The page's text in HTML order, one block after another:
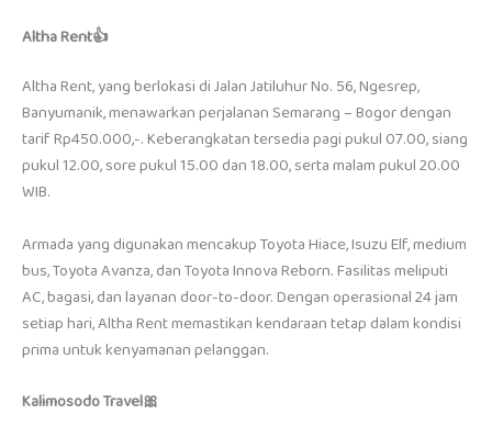
Altha Rent👍
Altha Rent, yang berlokasi di Jalan Jatiluhur No. 56, Ngesrep,
Banyumanik, menawarkan perjalanan Semarang – Bogor dengan
tarif Rp450.000,-. Keberangkatan tersedia pagi pukul 07.00, siang
pukul 12.00, sore pukul 15.00 dan 18.00, serta malam pukul 20.00
WIB.
Armada yang digunakan mencakup Toyota Hiace, Isuzu Elf, medium
bus, Toyota Avanza, dan Toyota Innova Reborn. Fasilitas meliputi
AC, bagasi, dan layanan door-to-door. Dengan operasional 24 jam
setiap hari, Altha Rent memastikan kendaraan tetap dalam kondisi
prima untuk kenyamanan pelanggan.
Kalimosodo Travel🎀